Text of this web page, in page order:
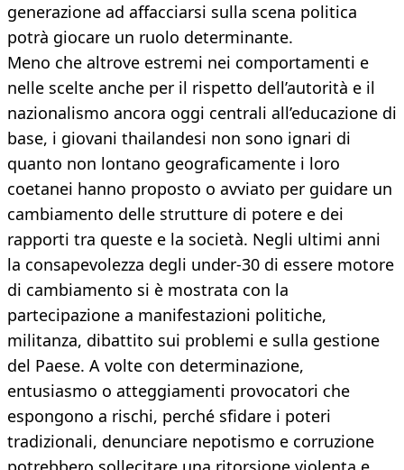
generazione ad affacciarsi sulla scena politica
potrà giocare un ruolo determinante.
Meno che altrove estremi nei comportamenti e
nelle scelte anche per il rispetto dell’autorità e il
nazionalismo ancora oggi centrali all’educazione di
base, i giovani thailandesi non sono ignari di
quanto non lontano geograficamente i loro
coetanei hanno proposto o avviato per guidare un
cambiamento delle strutture di potere e dei
rapporti tra queste e la società. Negli ultimi anni
la consapevolezza degli under-30 di essere motore
di cambiamento si è mostrata con la
partecipazione a manifestazioni politiche,
militanza, dibattito sui problemi e sulla gestione
del Paese. A volte con determinazione,
entusiasmo o atteggiamenti provocatori che
espongono a rischi, perché sfidare i poteri
tradizionali, denunciare nepotismo e corruzione